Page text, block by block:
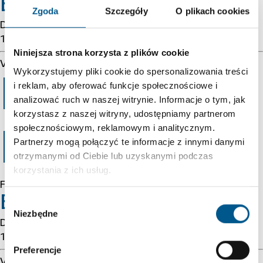
Zgoda Szczegóły O plikach cookies
Niniejsza strona korzysta z plików cookie
Wykorzystujemy pliki cookie do spersonalizowania treści
i reklam, aby oferować funkcje społecznościowe i
analizować ruch w naszej witrynie. Informacje o tym, jak
korzystasz z naszej witryny, udostępniamy partnerom
społecznościowym, reklamowym i analitycznym.
Partnerzy mogą połączyć te informacje z innymi danymi
otrzymanymi od Ciebie lub uzyskanymi podczas
korzystania z ich usług.
Wybór
zgody
Niezbędne
Preferencje
Error 54113
Details: cache-cmh1290061-CMH 1786135414
1438527351
Varnish cache server
Error 403
Forbidden
Forbidden
Error 54113
Details: cache-cmh1290061-CMH 1786135414
1438527351